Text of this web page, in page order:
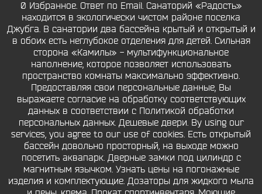
0 Избранное. Ответ по Email. Санаторий «Радость»
находится в экологически чистом районе поселка
Джубга. В санатории два бассейна крытый и открытый и
в обоих есть неглубокое отделения для детей. Сильная
сторона «Камилы» - мультифункциональное
наполнение, которое позволяет использовать
пространство комнаты максимально эффективно.
Предоставляя свои персональные данные, Вы
выражаете согласие на обработку соответствующих
данных в соответствии с Политикой обработки
персональных данных. Дешевые двери. By using our
services, you agree to our use of cookies. Есть открытый
бассейн довольно просторный, на выходе можно
посетить аквапарк. Дверные замки под цилиндр с
магнитным язычком. Узнать цены на погонажные
изделия и комплектующие. Дозаторы для жидкого мыла